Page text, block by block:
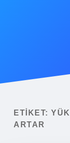
Yasal Uyarı
ETIKET:
ARTAR